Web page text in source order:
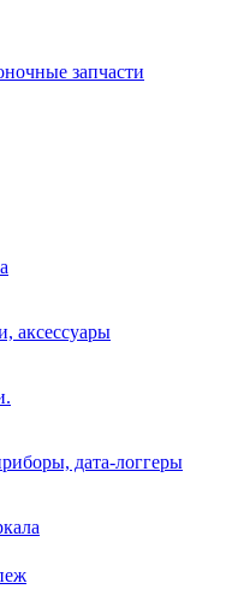
запчасти
аксессуары
дата-логгеры